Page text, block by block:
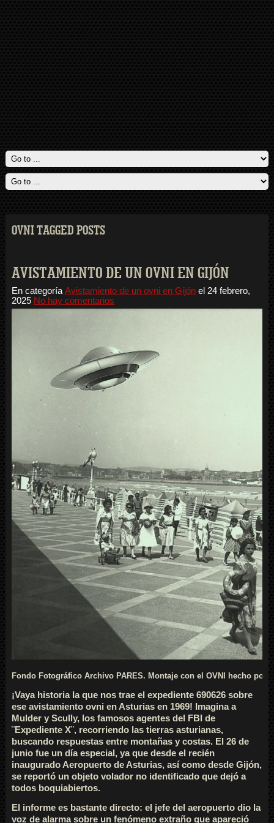
OVNI TAGGED POSTS
AVISTAMIENTO DE UN OVNI EN GIJÓN
En categoría Avistamiento de un ovni en Gijónel 24 febrero,
2025 No hay comentarios
Fondo Fotográfico Archivo PARES. Montaje con el OVNI hecho por
¡Vaya historia la que nos trae el expediente 690626 sobre
ese avistamiento ovni en Asturias en 1969! Imagina a
Mulder y Scully, los famosos agentes del FBI de
¨Expediente X¨, recorriendo las tierras asturianas,
buscando respuestas entre montañas y costas. El 26 de
junio fue un día especial, ya que desde el recién
inaugurado Aeropuerto de Asturias, así como desde Gijón,
se reportó un objeto volador no identificado que dejó a
todos boquiabiertos.
El informe es bastante directo: el jefe del aeropuerto dio la
voz de alarma sobre un fenómeno extraño que apareció